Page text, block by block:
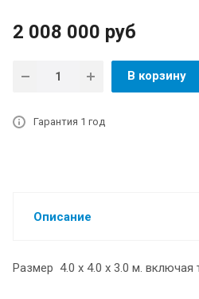
2 008 000 руб
В корзину
Гарантия 1 год
Описание
Размер 4.0 х 4.0 х 3.0 м. включая